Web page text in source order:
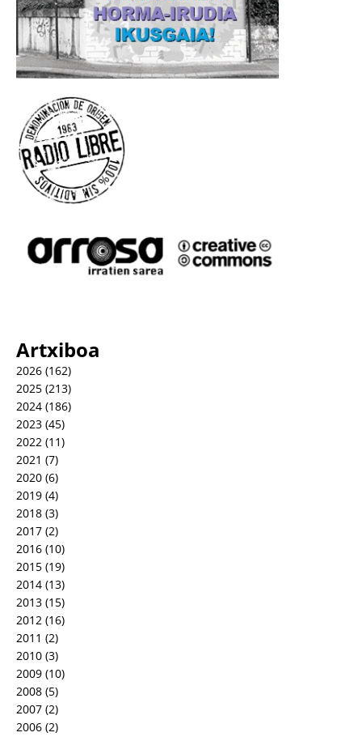
Artxiboa
2026 (162)
2025 (213)
2024 (186)
2023 (45)
2022 (11)
2021 (7)
2020 (6)
2019 (4)
2018 (3)
2017 (2)
2016 (10)
2015 (19)
2014 (13)
2013 (15)
2012 (16)
2011 (2)
2010 (3)
2009 (10)
2008 (5)
2007 (2)
2006 (2)